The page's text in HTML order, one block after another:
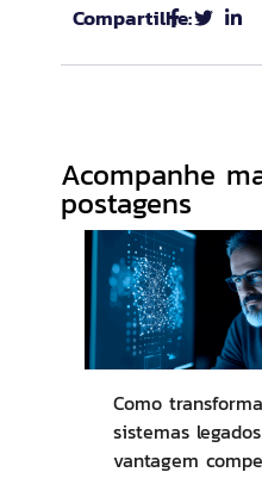
Compartilhe:
Acompanhe
postagens
Como
sistemas
vantagem